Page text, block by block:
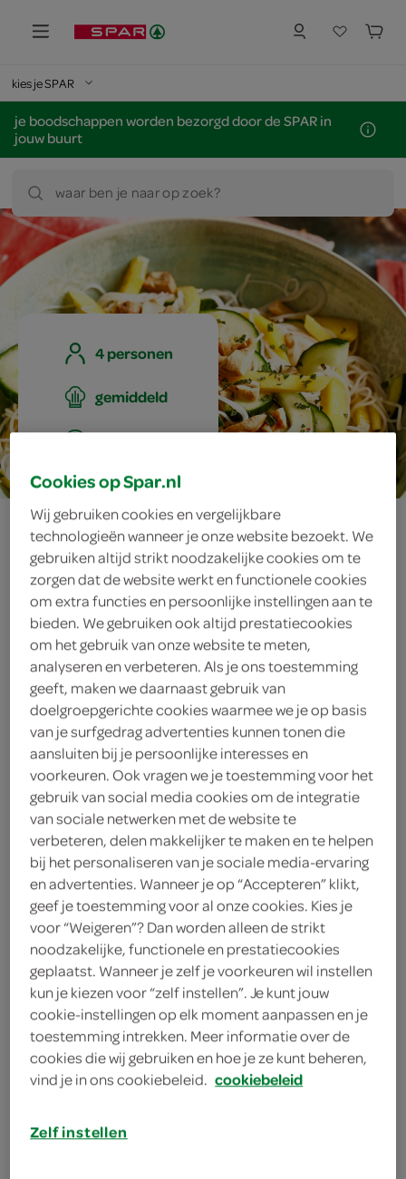
kies je SPAR
je boodschappen worden bezorgd door de SPAR in
jouw buurt
waar ben je naar op zoek?
4 personen
gemiddeld
20 min.
frisse
mihoensalade
met mango
ingrediënten
1 bosje munt
2 mango's
1 komkommer
1 limoen
2 theelepels sesamolie
4 eetlepels zoete chilisaus
60 gram cashewnoten
250 gram mihoen
Cookies op Spar.nl
Wij gebruiken cookies en vergelijkbare
technologieën wanneer je onze website bezoekt. We
gebruiken altijd strikt noodzakelijke cookies om te
zorgen dat de website werkt en functionele cookies
om extra functies en persoonlijke instellingen aan te
bieden. We gebruiken ook altijd prestatiecookies
om het gebruik van onze website te meten,
analyseren en verbeteren. Als je ons toestemming
geeft, maken we daarnaast gebruik van
doelgroepgerichte cookies waarmee we je op basis
van je surfgedrag advertenties kunnen tonen die
aansluiten bij je persoonlijke interesses en
voorkeuren. Ook vragen we je toestemming voor het
gebruik van social media cookies om de integratie
van sociale netwerken met de website te
verbeteren, delen makkelijker te maken en te helpen
bij het personaliseren van je sociale media-ervaring
en advertenties. Wanneer je op “Accepteren” klikt,
geef je toestemming voor al onze cookies. Kies je
voor “Weigeren”? Dan worden alleen de strikt
noodzakelijke, functionele en prestatiecookies
geplaatst. Wanneer je zelf je voorkeuren wil instellen
kun je kiezen voor “zelf instellen”. Je kunt jouw
cookie-instellingen op elk moment aanpassen en je
toestemming intrekken. Meer informatie over de
cookies die wij gebruiken en hoe je ze kunt beheren,
vind je in ons cookiebeleid. cookiebeleid
Zelf instellen